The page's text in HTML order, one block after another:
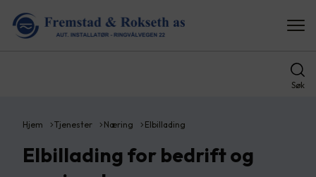
Søk
Hjem Tjenester Næring Elbillading
Elbillading for bedrift og